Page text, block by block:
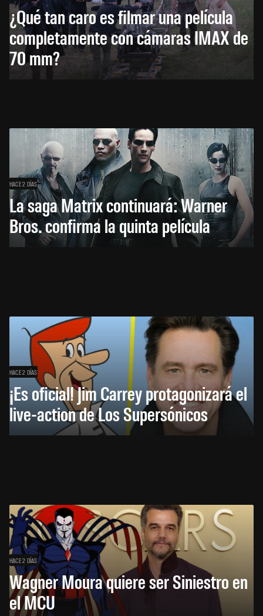
¿Qué tan caro es filmar una película
completamente con cámaras IMAX de
70 mm?
HACE 2 DÍAS
La saga Matrix continuará: Warner
Bros. confirma la quinta película
HACE 2 DÍAS
¡Es oficial! Jim Carrey protagonizará el
live-action de Los Supersónicos
HACE 2 DÍAS
Wagner Moura quiere ser Siniestro en
el MCU